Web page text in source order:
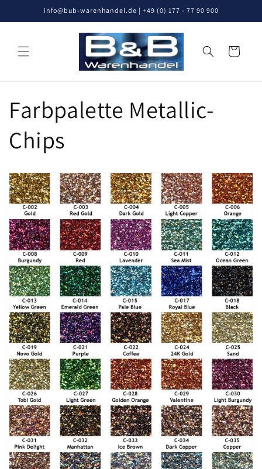
Inhalt
info@bub-warenhandel.de | +49 (0) 177 - 77 90 900
Warenkorb
Farbpalette Metallic-
Chips